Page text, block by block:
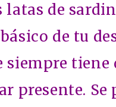
latas de
de tu
siempre tiene
presente. Se